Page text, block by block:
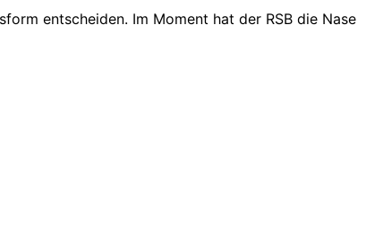
entscheiden. Im Moment hat der RSB die Nase